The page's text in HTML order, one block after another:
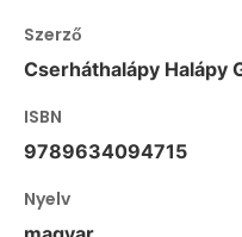
Szerző
Cserháthalápy Halápy
ISBN
9789634094715
Nyelv